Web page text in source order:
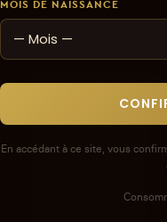
PRESTIGE 75cl - ROSE
MOIS DE NAISSANCE
En accédant à ce site, vous